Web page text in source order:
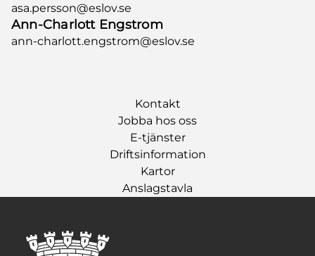
asa.persson@eslov.se
Ann-Charlott Engstrom
ann-charlott.engstrom@eslov.se
Kontakt
Jobba hos oss
E-tjänster
Driftsinformation
Kartor
Anslagstavla